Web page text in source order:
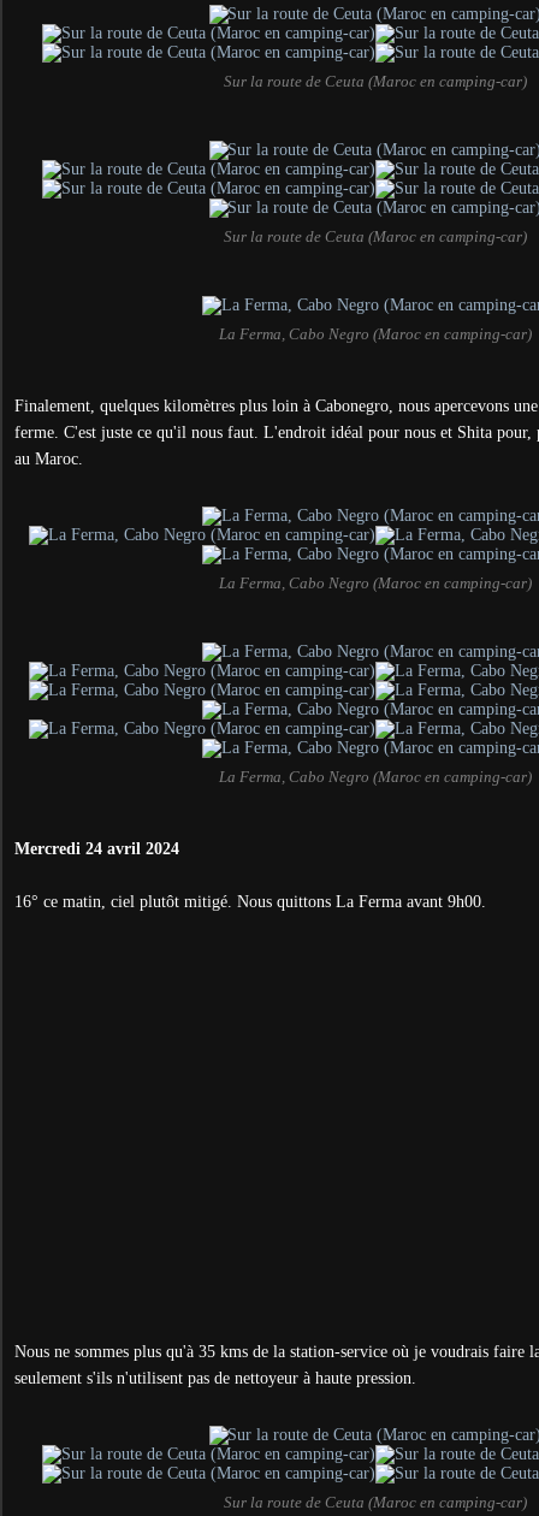
Sur la route de Ceuta (Maroc en camping-car)
Sur la route de Ceuta (Maroc en camping-car)
La Ferma, Cabo Negro (Maroc en camping-car)
Finalement, quelques kilomètres plus loin à Cabonegro, nous apercevons
ferme. C'est juste ce qu'il nous faut. L'endroit idéal pour nous et Shita pour,
au Maroc.
La Ferma, Cabo Negro (Maroc en camping-car)
La Ferma, Cabo Negro (Maroc en camping-car)
Mercredi 24 avril 2024
16° ce matin, ciel plutôt mitigé. Nous quittons La Ferma avant 9h00.
Nous ne sommes plus qu'à 35 kms de la station-service où je voudrais faire
seulement s'ils n'utilisent pas de nettoyeur à haute pression.
Sur la route de Ceuta (Maroc en camping-car)